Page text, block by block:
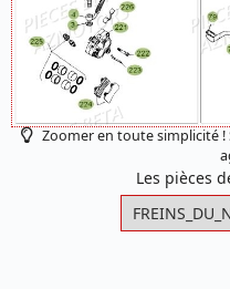
Zoomer en toute simplicité
Les pièces